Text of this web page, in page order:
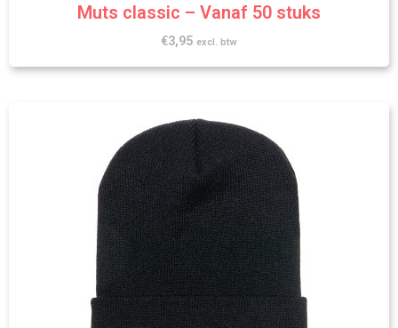
Muts classic – Vanaf 50 stuks
€3,95 excl. btw